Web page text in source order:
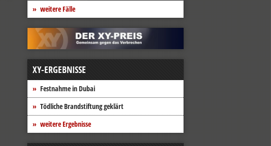
weitere Fälle
XY-ERGEBNISSE
Festnahme in Dubai
Tödliche Brandstiftung geklärt
weitere Ergebnisse